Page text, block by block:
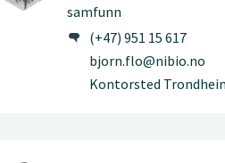
samfunn
(+47) 951 15 617
bjorn.flo@nibio.no
Kontorsted